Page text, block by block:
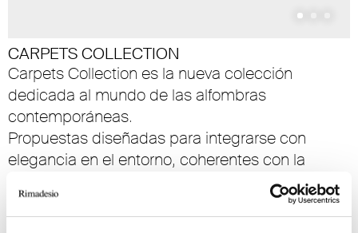
CARPETS COLLECTION
Carpets Collection es la nueva colección
dedicada al mundo de las alfombras
contemporáneas.
Propuestas diseñadas para integrarse con
elegancia en el entorno, coherentes con la